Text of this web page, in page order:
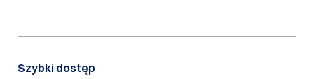
Szybki dostęp​